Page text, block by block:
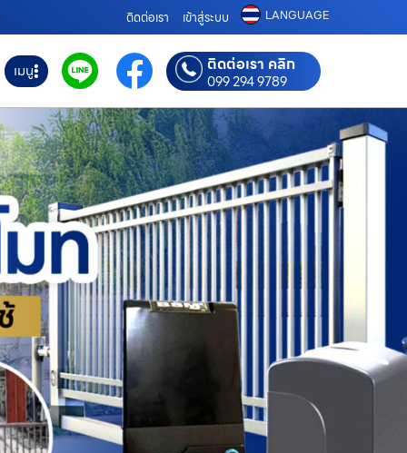
ติดต่อเรา เข้าสู่ระบบ LANGUAGE
เมนู ติดต่อเรา คลิก
099 294 9789